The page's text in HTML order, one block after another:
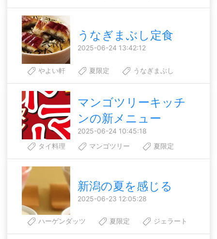
うなぎまぶし定食
2025-06-24 13:42:12
やよい軒 夏限定 うなぎまぶし
マンゴツリーキッチ
ンの新メニュー
2025-06-24 10:45:18
タイ料理
マンゴツリー 夏限定
新潟の夏を感じる
2025-06-23 12:05:28
ハーゲンダッツ 夏限定 ジェラート